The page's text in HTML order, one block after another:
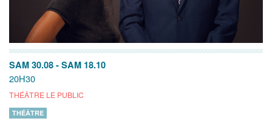
SAM 30.08 - SAM 18.10
20H30
THÉÂTRE LE PUBLIC
THÉÂTRE